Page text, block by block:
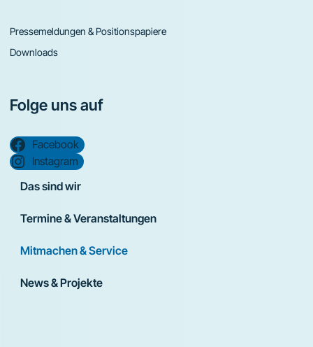
Pressemeldungen & Positionspapiere
Downloads
Folge uns auf
Facebook
Instagram
Das sind wir
Termine & Veranstaltungen
Mitmachen & Service
News & Projekte